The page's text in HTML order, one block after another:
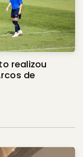
realizou
de